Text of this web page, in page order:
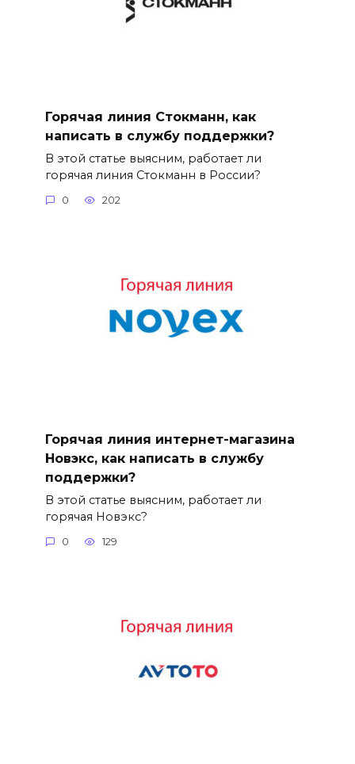
Горячая линия Стокманн, как
написать в службу поддержки?
В этой статье выясним, работает ли
горячая линия Стокманн в России?
0 202
Горячая линия интернет-магазина
Новэкс, как написать в службу
поддержки?
В этой статье выясним, работает ли
горячая Новэкс?
0 129